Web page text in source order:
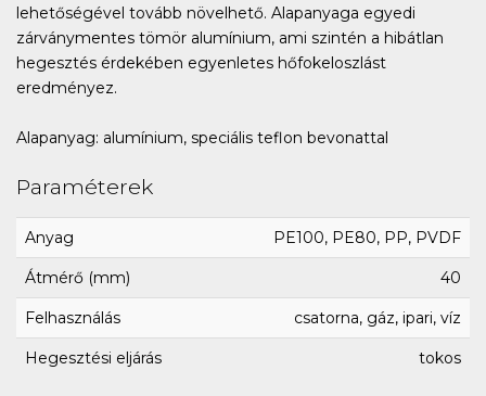
lehetőségével tovább növelhető. Alapanyaga egyedi
zárványmentes tömör alumínium, ami szintén a hibátlan
hegesztés érdekében egyenletes hőfokeloszlást
eredményez.
Alapanyag: alumínium, speciális teflon bevonattal
Paraméterek
Anyag PE100, PE80, PP, PVDF
Átmérő (mm) 40
Felhasználás csatorna, gáz, ipari, víz
Hegesztési eljárás tokos